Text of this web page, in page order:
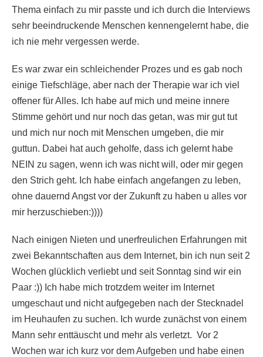
Thema einfach zu mir passte und ich durch die Interviews
sehr beeindruckende Menschen kennengelernt habe, die
ich nie mehr vergessen werde.
Es war zwar ein schleichender Prozes und es gab noch
einige Tiefschläge, aber nach der Therapie war ich viel
offener für Alles. Ich habe auf mich und meine innere
Stimme gehört und nur noch das getan, was mir gut tut
und mich nur noch mit Menschen umgeben, die mir
guttun. Dabei hat auch geholfe, dass ich gelernt habe
NEIN zu sagen, wenn ich was nicht will, oder mir gegen
den Strich geht. Ich habe einfach angefangen zu leben,
ohne dauernd Angst vor der Zukunft zu haben u alles vor
mir herzuschieben:))))
Nach einigen Nieten und unerfreulichen Erfahrungen mit
zwei Bekanntschaften aus dem Internet, bin ich nun seit 2
Wochen glücklich verliebt und seit Sonntag sind wir ein
Paar :)) Ich habe mich trotzdem weiter im Internet
umgeschaut und nicht aufgegeben nach der Stecknadel
im Heuhaufen zu suchen. Ich wurde zunächst von einem
Mann sehr enttäuscht und mehr als verletzt. Vor 2
Wochen war ich kurz vor dem Aufgeben und habe einen